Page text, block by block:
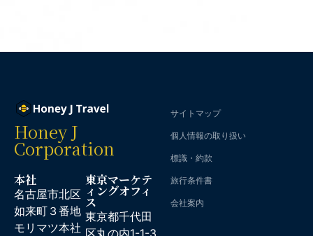
Honey J
Corporation
本社
名古屋市北区
如来町３番地
モリマツ本社
東京マーケテ
ィングオフィ
ス
東京都千代田
区丸の内1-1-3
サイトマップ
個人情報の取り扱い
標識・約款
旅行条件書
会社案内